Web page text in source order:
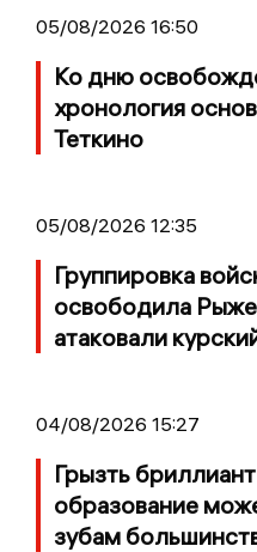
05/08/2026 16:50
Ко дню
хронология
Теткино
05/08/2026 12:35
Группировка
освободила
атаковали
04/08/2026 15:27
Грызть
образование
зубам